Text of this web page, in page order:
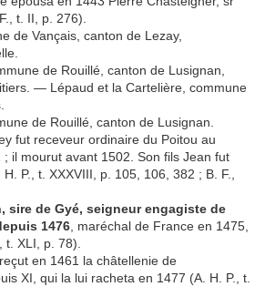
t. II, p. 276).
de Vançais, canton de Lezay,
de Rouillé, canton de Lusignan,
— Lépaud et la Cartelière, commune
de Rouillé, canton de Lusignan.
fut receveur ordinaire du Poitou au
il mourut avant 1502. Son fils Jean fut
P., t. XXXVIII, p. 105, 106, 382 ; B. F.,
sire de Gyé, seigneur engagiste de
1476 , maréchal de France en 1475,
t. XLI, p. 78).
en 1461 la châtellenie de
XI, qui la lui racheta en 1477 (A. H. P., t.